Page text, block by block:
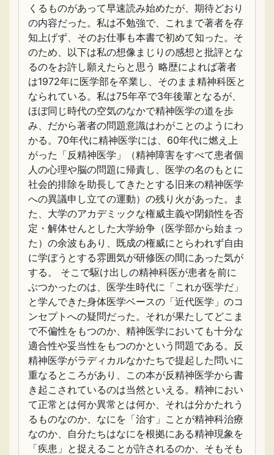
くるものがあって早速読み始めたが、期待どおり
の内容だった。私は不勉強で、これまで著者を存
知上げず、そのお仕事も本書で初めて知った。そ
のため、以下は私の想像まじりの感想と批評とな
るのをお許し願えたらと思う 略歴によれば著者
は1972年に医学部を卒業し、そのまま精神科医と
なられている。私は75年卒で3年後輩となるが、
ほぼ同じ時代の空気のなかで精神医学の道を歩
み、だから著者の問題意識はわがことのようにわ
かる。70年代に精神医学には、60年代に燃え上
がった「反精神医学」（精神障害をすべて患者個
人の心理や脳の問題に帰責し、医学の名のもとに
社会的排除を助長してきたとする旧来の精神医学
への異議申し立ての運動）の残り火があった。ま
た、大学のアカデミックな権威主義や閉鎖性を否
定・解体せんとした大学紛争（医学部から始まっ
た）の余波もあり、既成の権威にとらわれず自由
に学ぼうとする雰囲気が研修医の間にあった気が
する。 そこで駆け出しの精神科医が患者を前に
ぶつかったのは、医学生時代に「これが医学だ」
と学んできた身体医学ベースの「近代医学」のコ
ンセプトへの疑問だった。それが果たしてどこま
で不偏性をもつのか、精神医学においても十分な
適合性や妥当性をもつのかという問題である。反
精神医学がラディカルなかたちで提起した問いに
重なるところがあり、この本が反精神医学から書
き起こされているのは当然といえる。精神におい
て正常とは何か異常とは何か、それは分かたれう
るものなのか、なにを「治す」ことが精神科治療
なのか、自分たちはなにを根拠にある精神現象を
「疾患」と捉えることが許されるのか、そもそも